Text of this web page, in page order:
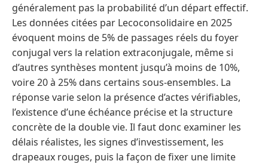
généralement pas la probabilité d’un départ effectif.
Les données citées par Lecoconsolidaire en 2025
évoquent moins de 5% de passages réels du foyer
conjugal vers la relation extraconjugale, même si
d’autres synthèses montent jusqu’à moins de 10%,
voire 20 à 25% dans certains sous-ensembles. La
réponse varie selon la présence d’actes vérifiables,
l’existence d’une échéance précise et la structure
concrète de la double vie. Il faut donc examiner les
délais réalistes, les signes d’investissement, les
drapeaux rouges, puis la façon de fixer une limite